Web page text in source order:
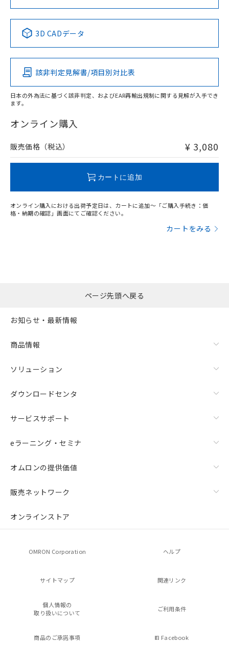
Pb Hg Cd Cr(VI)
O
在庫等で未対応品が混在する可能性があります。
問い合わせください。
No No No No
この製品の規格認証/適合状況ページへ
その他の認証はこちらのページからご検索ください
3D CADデータ
該非判定見解書/項目別対比表
日本の外為法に基づく該非判定、およびEAR再輸出規制に関する見解が入手でき
ます。
オンライン購入
販売価格（税込） ¥ 3,080
カートに追加
オンライン購入における出荷予定日は、カートに追加～「ご購入手続き：価
格・納期の確認」画面にてご確認ください。
カートをみる
ページ先頭へ戻る
お知らせ・最新情報
商品情報
ソリューション
ダウンロードセンタ
サービスサポート
eラーニング・セミナ
オムロンの提供価値
販売ネットワーク
オンラインストア
OMRON Corporation ヘルプ
サイトマップ 関連リンク
個人情報の
取り扱いについて
ご利用条件
商品のご承諾事項 Facebook